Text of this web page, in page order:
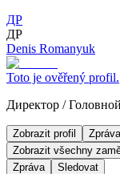
ДР
ДР
Denis Romanyuk
Toto je ověřený profil.
Директор /Головной
Zobrazit profil
Zpráva
Zobrazit všechny
Zpráva
Sledovat